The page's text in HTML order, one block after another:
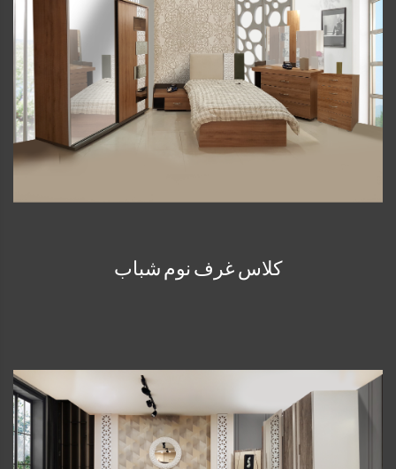
كلاس غرف نوم شباب